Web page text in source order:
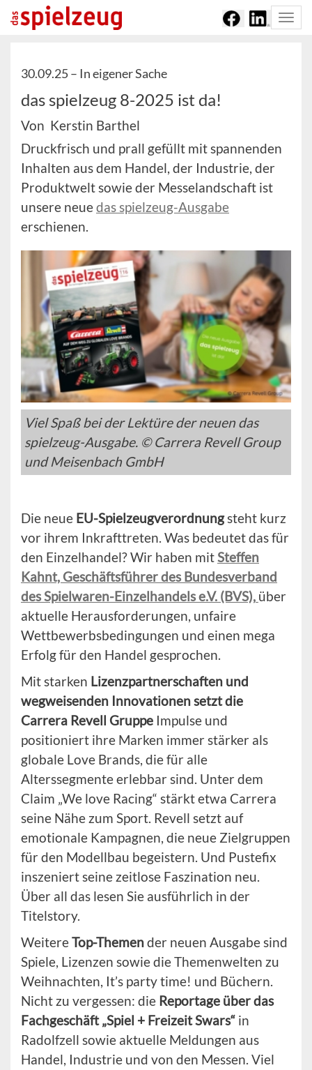
30.09.25 – In eigener Sache
das spielzeug 8-2025 ist da!
Von Kerstin Barthel
Druckfrisch und prall gefüllt mit spannenden
Inhalten aus dem Handel, der Industrie, der
Produktwelt sowie der Messelandschaft ist
unsere neuedas spielzeug-Ausgabe
erschienen.
Viel Spaß bei der Lektüre der neuen das
spielzeug-Ausgabe. © Carrera Revell Group
und Meisenbach GmbH
Die neue EU-Spielzeugverordnungsteht kurz
vor ihrem Inkrafttreten. Was bedeutet das für
den Einzelhandel? Wir haben mitSteffen
Kahnt, Geschäftsführer des Bundesverband
des Spielwaren-Einzelhandels e.V. (BVS), über
aktuelle Herausforderungen, unfaire
Wettbewerbsbedingungen und einen mega
Erfolg für den Handel gesprochen.
Mit starken Lizenzpartnerschaften und
wegweisenden Innovationen setzt die
Carrera Revell Gruppe Impulse und
positioniert ihre Marken immer stärker als
globale Love Brands, die für alle
Alterssegmente erlebbar sind. Unter dem
Claim „We love Racing“ stärkt etwa Carrera
seine Nähe zum Sport. Revell setzt auf
emotionale Kampagnen, die neue Zielgruppen
für den Modellbau begeistern. Und Pustefix
inszeniert seine zeitlose Faszination neu.
Über all das lesen Sie ausführlich in der
Titelstory.
WeitereTop-Themender neuen Ausgabe sind
Spiele, Lizenzen sowie die Themenwelten zu
Weihnachten, It’s party time! und Büchern.
Nicht zu vergessen: die Reportage über das
Fachgeschäft „Spiel + Freizeit Swars“ in
Radolfzell sowie aktuelle Meldungen aus
Handel, Industrie und von den Messen. Viel